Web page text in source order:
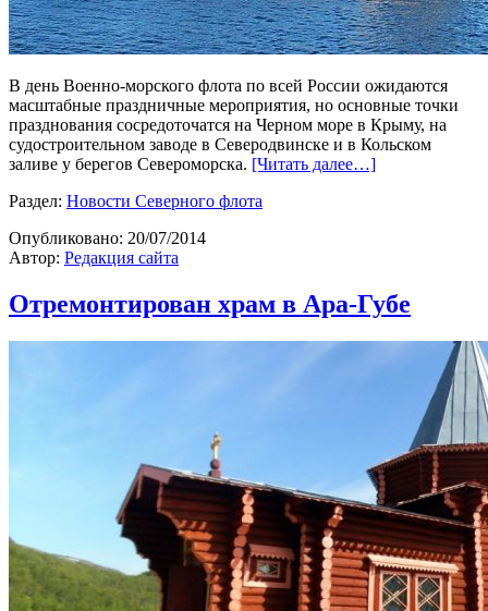
В день Военно-морского флота по всей России ожидаются
масштабные праздничные мероприятия, но основные точки
празднования сосредоточатся на Черном море в Крыму, на
судостроительном заводе в Северодвинске и в Кольском
заливе у берегов Североморска. [Читать далее…]
Раздел: Новости Северного флота
Опубликовано: 20/07/2014
Автор: Редакция сайта
Отремонтирован храм в Ара-Губе